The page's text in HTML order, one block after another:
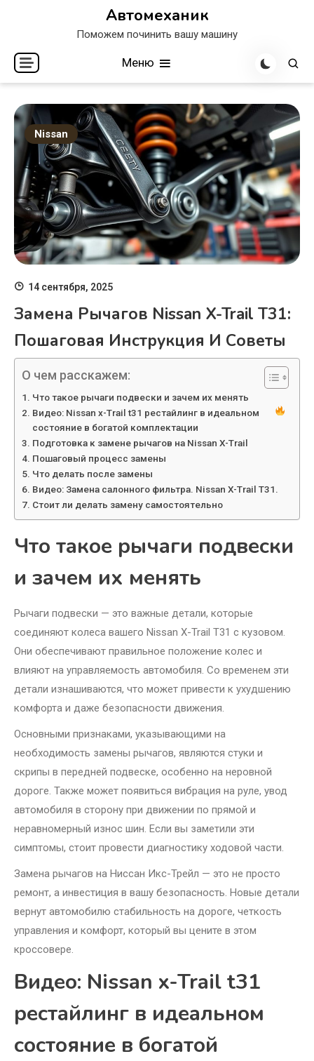
Автомеханик
Поможем починить вашу машину
Меню
Nissan
14 сентября, 2025
Замена Рычагов Nissan X-Trail T31:
Пошаговая Инструкция И Советы
О чем расскажем:
Что такое рычаги подвески и зачем их менять
Видео: Nissan x-Trail t31 рестайлинг в идеальном
состояние в богатой комплектации
Подготовка к замене рычагов на Nissan X-Trail
Пошаговый процесс замены
Что делать после замены
Видео: Замена салонного фильтра. Nissan X-Trail T31.
Стоит ли делать замену самостоятельно
Что такое рычаги подвески
и зачем их менять
Рычаги подвески — это важные детали, которые
соединяют колеса вашего Nissan X-Trail T31 с кузовом.
Они обеспечивают правильное положение колес и
влияют на управляемость автомобиля. Со временем эти
детали изнашиваются, что может привести к ухудшению
комфорта и даже безопасности движения.
Основными признаками, указывающими на
необходимость замены рычагов, являются стуки и
скрипы в передней подвеске, особенно на неровной
дороге. Также может появиться вибрация на руле, увод
автомобиля в сторону при движении по прямой и
неравномерный износ шин. Если вы заметили эти
симптомы, стоит провести диагностику ходовой части.
Замена рычагов на Ниссан Икс-Трейл — это не просто
ремонт, а инвестиция в вашу безопасность. Новые детали
вернут автомобилю стабильность на дороге, четкость
управления и комфорт, который вы цените в этом
кроссовере.
Видео: Nissan x-Trail t31
рестайлинг в идеальном
состояние в богатой